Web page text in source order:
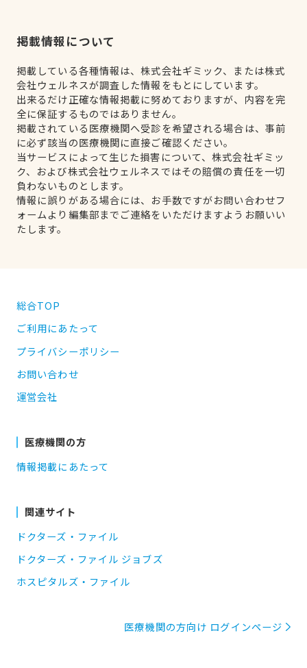
掲載情報について
掲載している各種情報は、株式会社ギミック、または株式
会社ウェルネスが調査した情報をもとにしています。
出来るだけ正確な情報掲載に努めておりますが、内容を完
全に保証するものではありません。
掲載されている医療機関へ受診を希望される場合は、事前
に必ず該当の医療機関に直接ご確認ください。
当サービスによって生じた損害について、株式会社ギミッ
ク、および株式会社ウェルネスではその賠償の責任を一切
負わないものとします。
情報に誤りがある場合には、お手数ですがお問い合わせフ
ォームより編集部までご連絡をいただけますようお願いい
たします。
総合TOP
ご利用にあたって
プライバシーポリシー
お問い合わせ
運営会社
医療機関の方
情報掲載にあたって
関連サイト
ドクターズ・ファイル
ドクターズ・ファイル ジョブズ
ホスピタルズ・ファイル
医療機関の方向け ログインページ